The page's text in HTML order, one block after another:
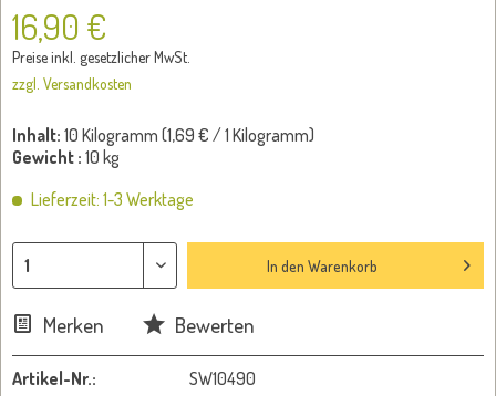
16,90 €
Preise inkl. gesetzlicher MwSt.
zzgl. Versandkosten
Inhalt: 10 Kilogramm (1,69 € / 1 Kilogramm)
Gewicht : 10 kg
Lieferzeit: 1-3 Werktage
In den Warenkorb
Merken Bewerten
Artikel-Nr.: SW10490